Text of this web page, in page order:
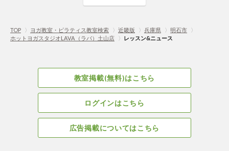
TOP 〉 ヨガ教室・ピラティス教室検索 〉 近畿版 〉 兵庫県 〉 明石市
〉
ホットヨガスタジオLAVA（ラバ）土山店
〉 レッスン&ニュース
教室掲載(無料)はこちら
ログインはこちら
広告掲載についてはこちら